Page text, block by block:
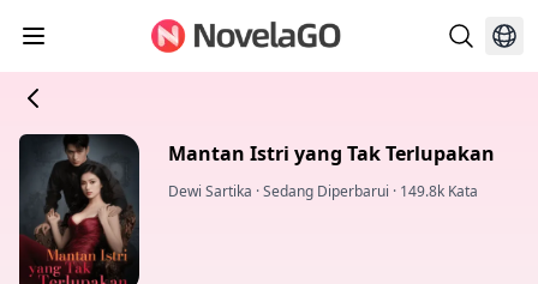
Mantan Istri yang Tak Terlupakan
Dewi Sartika ·Sedang Diperbarui · 149.8k Kata